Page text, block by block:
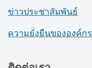
ข่าวประชาสัมพันธ์
ความยั่งยืนขององค์กร